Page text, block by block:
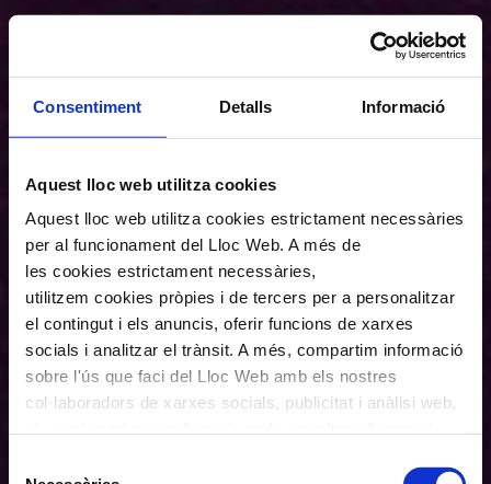
Consentiment Detalls Informació
Aquest lloc web utilitza cookies
Aquest lloc web utilitza cookies estrictament necessàries
per al funcionament del Lloc Web. A més de
les cookies estrictament necessàries,
utilitzem cookies pròpies i de tercers per a personalitzar
el contingut i els anuncis, oferir funcions de xarxes
socials i analitzar el trànsit. A més, compartim informació
sobre l'ús que faci del Lloc Web amb els nostres
col·laboradors de xarxes socials, publicitat i anàlisi web,